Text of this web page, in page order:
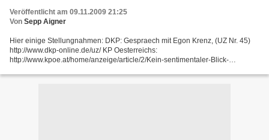
Veröffentlicht am 09.11.2009 21:25
Von Sepp Aigner
Hier einige Stellungnahmen: DKP: Gespraech mit Egon Krenz, (UZ Nr. 45)
http://www.dkp-online.de/uz/ KP Oesterreichs:
http://www.kpoe.at/home/anzeige/article/2/Kein-sentimentaler-Blick-
chute-du-mur-n-a-pas-arrete-l-histoire...